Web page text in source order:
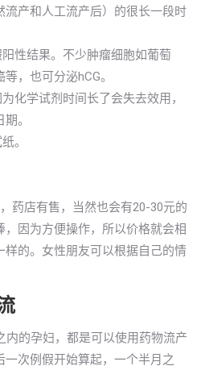
流产和人工流产后）的很长一段时
性结果。不少肿瘤细胞如葡萄
，也可分泌hCG。
化学试剂时间长了会失去效用，
。
。
药店有售，当然也会有20-30元的
因为方便操作，所以价格就会相
样的。女性朋友可以根据自己的情
内的孕妇，都是可以使用药物流产
次例假开始算起，一个半月之